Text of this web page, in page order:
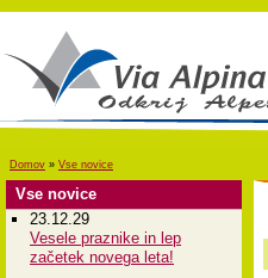
Domov » Vse novice
Vse novice
23.12.29
Vesele praznike in lep
začetek novega leta!